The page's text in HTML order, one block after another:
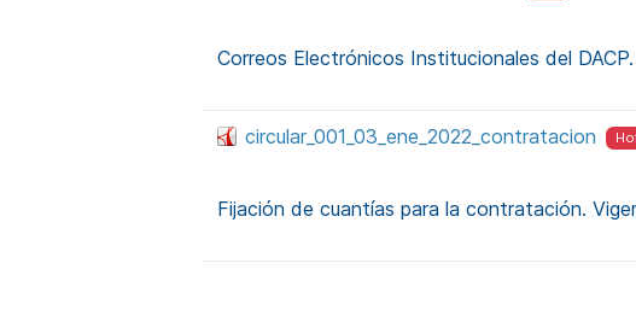
Correos Electrónicos Institucionales del DACP.
circular_001_03_ene_2022_contratacion
Fijación de cuantías para la contratación.